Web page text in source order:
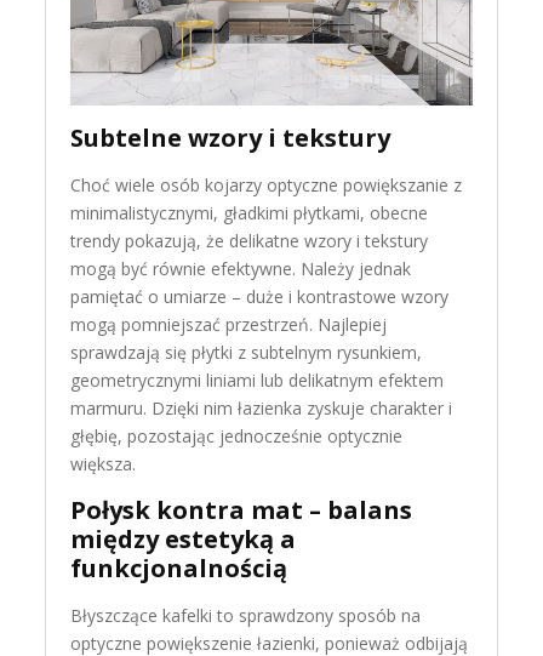
Subtelne wzory i tekstury
Choć wiele osób kojarzy optyczne powiększanie z
minimalistycznymi, gładkimi płytkami, obecne
trendy pokazują, że delikatne wzory i tekstury
mogą być równie efektywne. Należy jednak
pamiętać o umiarze – duże i kontrastowe wzory
mogą pomniejszać przestrzeń. Najlepiej
sprawdzają się płytki z subtelnym rysunkiem,
geometrycznymi liniami lub delikatnym efektem
marmuru. Dzięki nim łazienka zyskuje charakter i
głębię, pozostając jednocześnie optycznie
większa.
Połysk kontra mat – balans
między estetyką a
funkcjonalnością
Błyszczące kafelki to sprawdzony sposób na
optyczne powiększenie łazienki, ponieważ odbijają